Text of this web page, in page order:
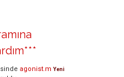
agonist.m Yeni